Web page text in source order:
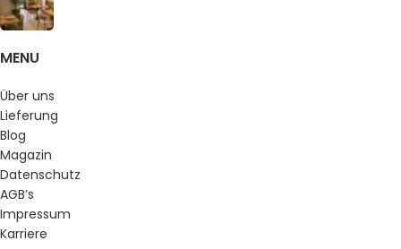
MENU
Über uns
Lieferung
Blog
Magazin
Datenschutz
AGB’s
Impressum
Karriere